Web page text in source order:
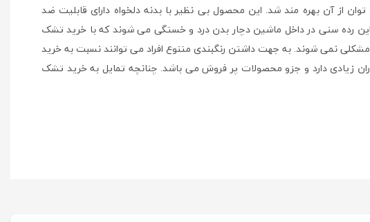
آن بهره مند شد. این محصول بی نظیر با بدنه دلخواه دارای قابلیت ضد
رده سنی در داخل ماشین دچار بدن درد و خستگی می شوند که با خرید تشک
نمی شوند. به جهت داشتن رنگبندی متنوع افراد می توانند نسبت به خرید
زیادی دارد و جزو محصولات پر فروش می باشد. چنانچه تمایل به خرید تشک